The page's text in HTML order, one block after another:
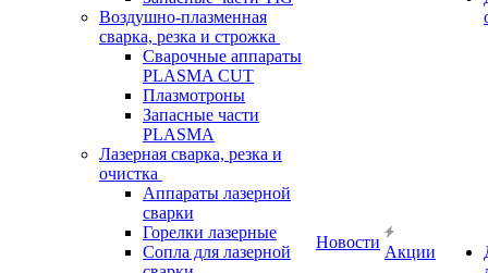
Воздушно-плазменная
сварка, резка и строжка
Сварочные аппараты
PLASMA CUT
Плазмотроны
Запасные части
PLASMA
Лазерная сварка, резка и
очистка
Аппараты лазерной
сварки
Горелки лазерные
Сопла для лазерной
Новости
Акции